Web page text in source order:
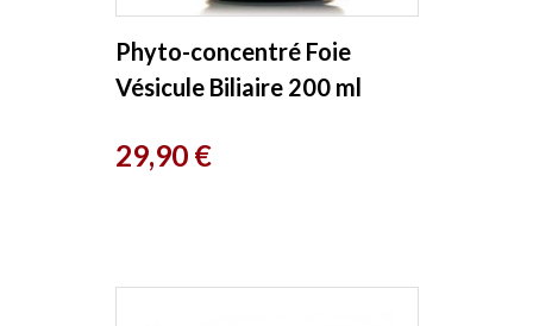
Phyto-concentré Foie
Vésicule Biliaire 200 ml
Prix
29,90 €